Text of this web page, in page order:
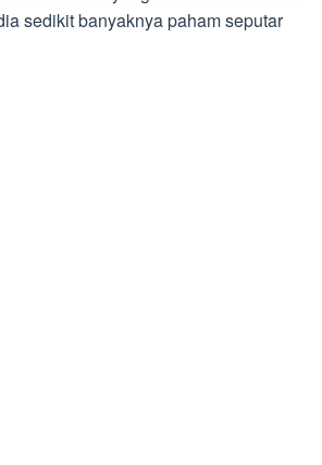
sedikit banyaknya paham seputar